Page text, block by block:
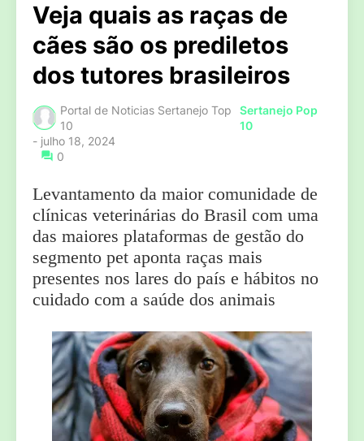
Veja quais as raças de
cães são os prediletos
dos tutores brasileiros
Portal de Noticias Sertanejo Top
10
Sertanejo Pop
10
- julho 18, 2024
0
Levantamento da maior comunidade de
clínicas veterinárias do Brasil com uma
das maiores plataformas de gestão do
segmento pet aponta raças mais
presentes nos lares do país e hábitos no
cuidado com a saúde dos animais